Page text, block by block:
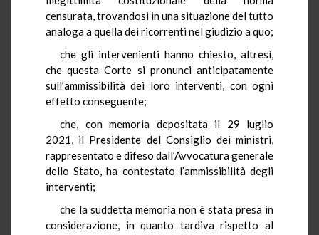
censurata, trovandosi in una situazione del tutto
analoga a quella dei ricorrenti nel giudizio a quo;
che gli intervenienti hanno chiesto, altresì,
che questa Corte si pronunci anticipatamente
sull’ammissibilità dei loro interventi, con ogni
effetto conseguente;
che, con memoria depositata il 29 luglio
2021, il Presidente del Consiglio dei ministri,
rappresentato e difeso dall’Avvocatura generale
dello Stato, ha contestato l’ammissibilità degli
interventi;
che la suddetta memoria non è stata presa in
considerazione, in quanto tardiva rispetto al